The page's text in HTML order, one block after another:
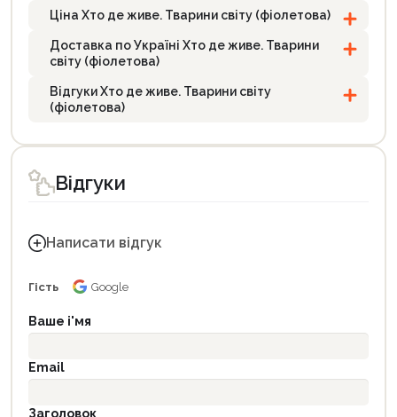
Ціна Хто де живе. Тварини світу (фіолетова)
Доставка по Україні Хто де живе. Тварини
світу (фіолетова)
Відгуки Хто де живе. Тварини світу
(фіолетова)
Відгуки
Написати відгук
Гість Google
Ваше і'мя
Email
Заголовок